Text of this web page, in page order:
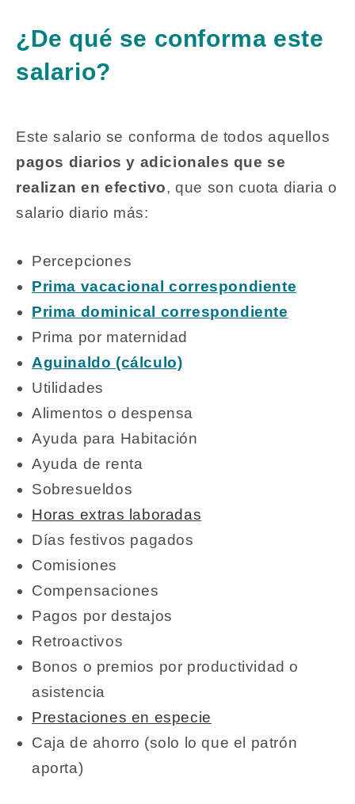
¿De qué se conforma este
salario?
Este salario se conforma de todos aquellos
pagos diarios y adicionales que se
realizan en efectivo, que son cuota diaria o
salario diario más:
Percepciones
Prima vacacional correspondiente
Prima dominical correspondiente
Prima por maternidad
Aguinaldo (cálculo)
Utilidades
Alimentos o despensa
Ayuda para Habitación
Ayuda de renta
Sobresueldos
Horas extras laboradas
Días festivos pagados
Comisiones
Compensaciones
Pagos por destajos
Retroactivos
Bonos o premios por productividad o
asistencia
Prestaciones en especie
Caja de ahorro (solo lo que el patrón
aporta)